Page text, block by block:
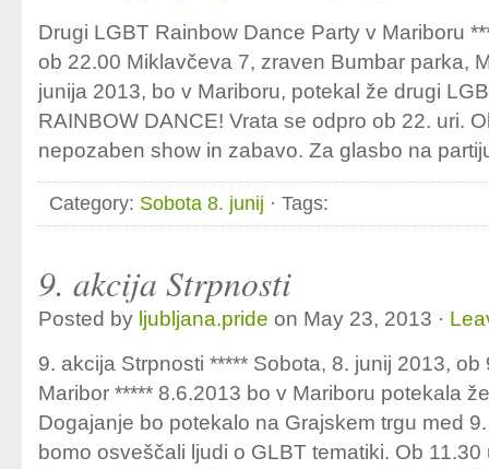
Drugi LGBT Rainbow Dance Party v Mariboru
ob 22.00 Miklavčeva 7, zraven Bumbar parka,
junija 2013, bo v Mariboru, potekal že drugi
RAINBOW DANCE! Vrata se odpro ob 22. uri.
nepozaben show in zabavo. Za glasbo na
Category: Sobota 8. junij · Tags:
9. akcija Strpnosti
Posted by ljubljana.pride on May 23, 2013 ·
9. akcija Strpnosti ***** Sobota, 8. junij 2013,
Maribor ***** 8.6.2013 bo v Mariboru potekala
Dogajanje bo potekalo na Grajskem trgu med
bomo osveščali ljudi o GLBT tematiki. Ob